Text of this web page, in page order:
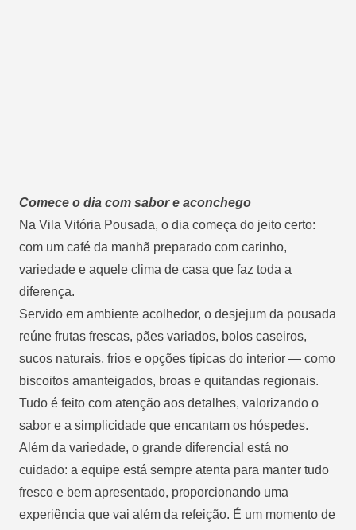
Comece o dia com sabor e aconchego
Na Vila Vitória Pousada, o dia começa do jeito certo:
com um café da manhã preparado com carinho,
variedade e aquele clima de casa que faz toda a
diferença.
Servido em ambiente acolhedor, o desjejum da pousada
reúne frutas frescas, pães variados, bolos caseiros,
sucos naturais, frios e opções típicas do interior — como
biscoitos amanteigados, broas e quitandas regionais.
Tudo é feito com atenção aos detalhes, valorizando o
sabor e a simplicidade que encantam os hóspedes.
Além da variedade, o grande diferencial está no
cuidado: a equipe está sempre atenta para manter tudo
fresco e bem apresentado, proporcionando uma
experiência que vai além da refeição. É um momento de